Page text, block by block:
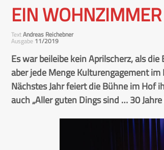
EIN
TextAndreas Reichebner
Ausgabe 11/2019
Es war beileibe kein Aprilscherz, als
aber jede Menge Kulturengagement
Nächstes Jahr feiert die Bühne im Hof
auch „Aller guten Dings sind … 30